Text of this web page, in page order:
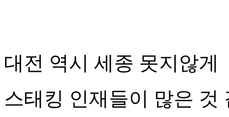
대전 역시 세종 못지않게
스태킹 인재들이 많은 것